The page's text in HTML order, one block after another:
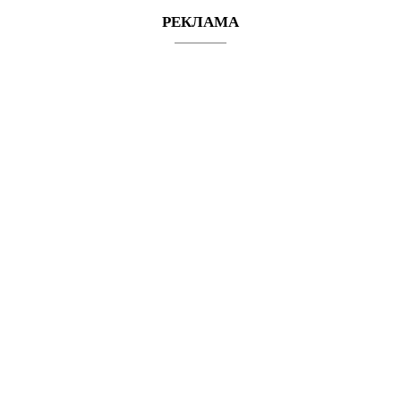
РЕКЛАМА